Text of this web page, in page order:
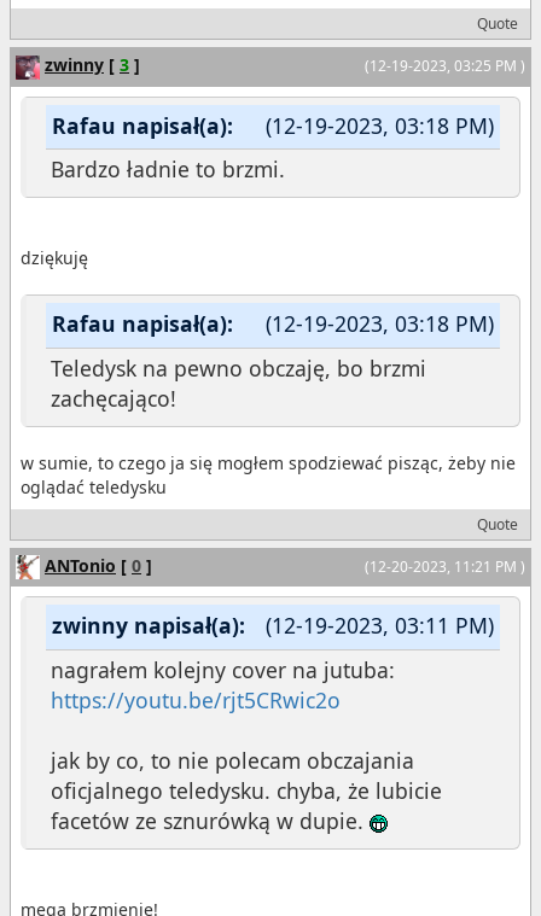
Quote
(12-19-2023, 03:25 PM )
zwinny [ 3 ]
(12-19-2023, 03:18 PM)
Rafau napisał(a):
Bardzo ładnie to brzmi.
dziękuję
(12-19-2023, 03:18 PM)
Rafau napisał(a):
Teledysk na pewno obczaję, bo brzmi
zachęcająco!
w sumie, to czego ja się mogłem spodziewać pisząc, żeby nie
oglądać teledysku
Quote
(12-20-2023, 11:21 PM )
ANTonio [ 0 ]
(12-19-2023, 03:11 PM)
zwinny napisał(a):
nagrałem kolejny cover na jutuba:
https://youtu.be/rjt5CRwic2o
jak by co, to nie polecam obczajania
oficjalnego teledysku. chyba, że lubicie
facetów ze sznurówką w dupie.
mega brzmienie!